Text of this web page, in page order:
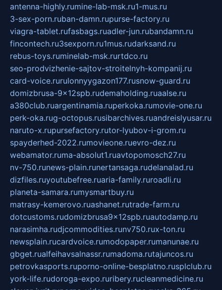
antenna-highly.rumine-lab-msk.ru1-mus.ru
3-sex-porn.ruban-damn.rupurse-factory.ru
viagra-tablet.rufasbags.ruadler-jun.rubandamn.ru
fincontech.ru3sexporn.ru1mus.rudarksand.ru
rebus-toys.ruminelab-msk.rurtdco.ru
seo-prodvizhenie-sajtov-stroitelnyh-kompanij.ru
card-voice.rurulonnyygazon177.rusnow-guard.ru
domizbrusa-9x12spb.rudemaholding.ruaalse.ru
a380club.ruargentinamia.ruperkoka.rumovie-one.ru
perk-oka.rug-octopus.rusibarchives.ruandreislyusar.ru
naruto-x.rupursefactory.rutor-lyubov-i-grom.ru
spayderhed-2022.rumovieone.ruevro-dez.ru
webamator.ruma-absolut1.ruavtopomosch27.ru
nv-750.runews-plain.runertansaga.rudelanalad.ru
dizfiles.ruyoutubefree.ruaria-family.ruroadli.ru
planeta-samara.rumysmartbuy.ru
matrasy-kemerovo.ruashanet.rutrade-farm.ru
dotcustoms.rudomizbrusa9x12spb.ruautodamp.ru
narasimha.rudjcommodities.runv750.rux-ton.ru
newsplain.rucardvoice.rumodopaper.rumanunae.ru
gbget.rualfeihavsalnassr.rumadoma.rutajuncos.ru
petrovkasports.ruporno-online-besplatno.rusplclub.ru
york-life.rudoroga-expo.ruribery.rucleanmedicine.ru